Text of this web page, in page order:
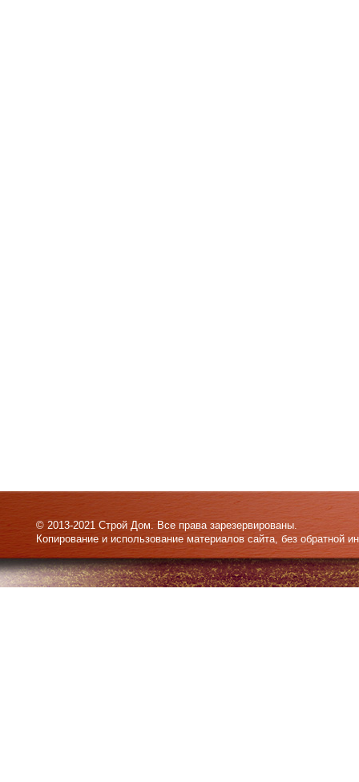
© 2013-2021 Строй Дом. Все права зарезервированы.
Копирование и использование материалов сайта, без обратной